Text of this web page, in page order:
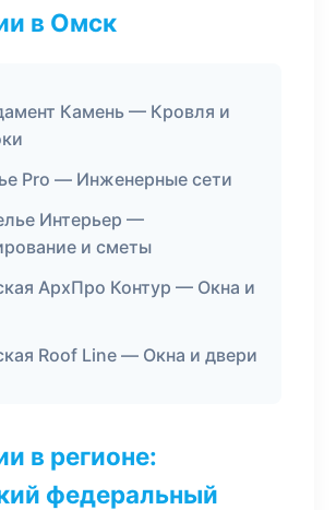
в Омск
Камень — Кровля и
Pro — Инженерные сети
Интерьер —
и сметы
АрхПро Контур — Окна и
Roof Line — Окна и двери
в регионе:
федеральный